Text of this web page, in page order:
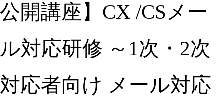
公開講座】CX /CSメー
ル対応研修 ～1次・2次
対応者向け メール対応